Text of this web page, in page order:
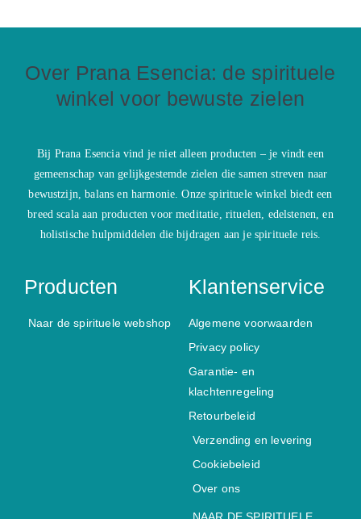
Over Prana Esencia: de spirituele
winkel voor bewuste zielen
Bij Prana Esencia vind je niet alleen producten – je vindt een
gemeenschap van gelijkgestemde zielen die samen streven naar
bewustzijn, balans en harmonie. Onze spirituele winkel biedt een
breed scala aan producten voor meditatie, rituelen, edelstenen, en
holistische hulpmiddelen die bijdragen aan je spirituele reis.
Producten
Naar de spirituele webshop
Klantenservice
Algemene voorwaarden
Privacy policy
Garantie- en
klachtenregeling
Retourbeleid
Verzending en levering
Cookiebeleid
Over ons